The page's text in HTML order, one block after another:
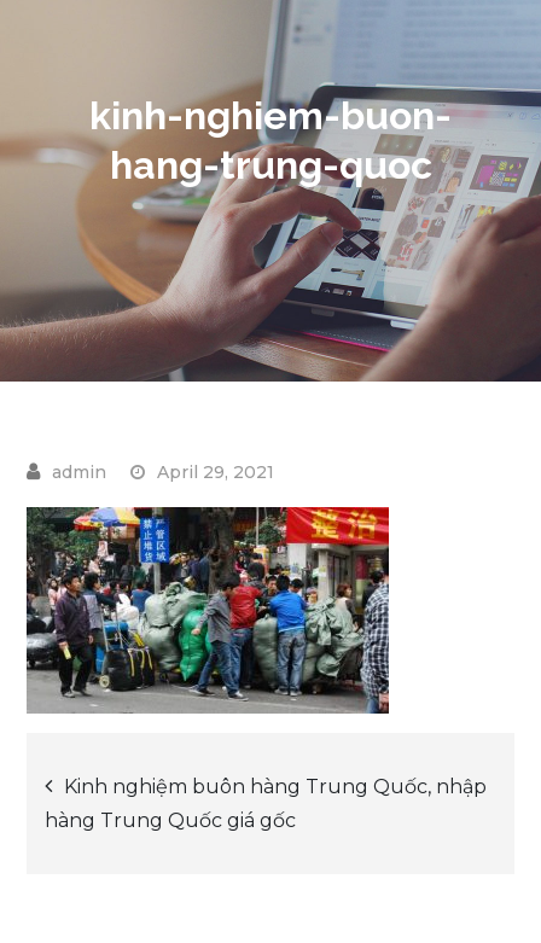
kinh-nghiem-buon-
hang-trung-quoc
April 29, 2021
Post
Kinh nghiệm buôn hàng Trung Quốc, nhập
hàng Trung Quốc giá gốc